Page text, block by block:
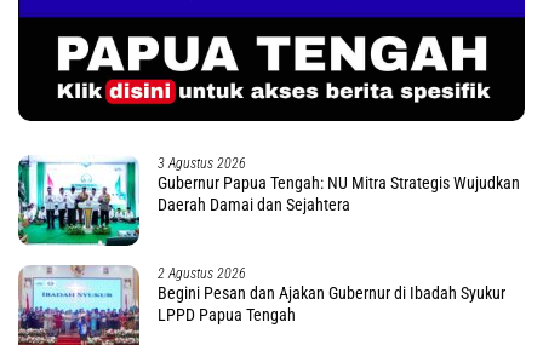
3 Agustus 2026
Gubernur Papua Tengah: NU Mitra Strategis Wujudkan
Daerah Damai dan Sejahtera
2 Agustus 2026
Begini Pesan dan Ajakan Gubernur di Ibadah Syukur
LPPD Papua Tengah